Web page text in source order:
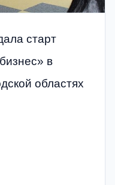
старт
в
областях